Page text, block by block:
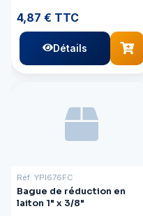
4,87 € TTC
Détails
Réf: YPI676FC
Bague de réduction en
laiton 1" x 3/8"